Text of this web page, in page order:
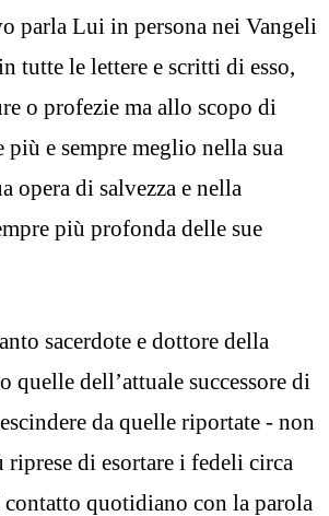
parla Lui in persona nei Vangeli
tutte le lettere e scritti di esso,
o profezie ma allo scopo di
più e sempre meglio nella sua
opera di salvezza e nella
più profonda delle sue
sacerdote e dottore della
quelle dell’attuale successore di
da quelle riportate - non
riprese di esortare i fedeli circa
contatto quotidiano con la parola